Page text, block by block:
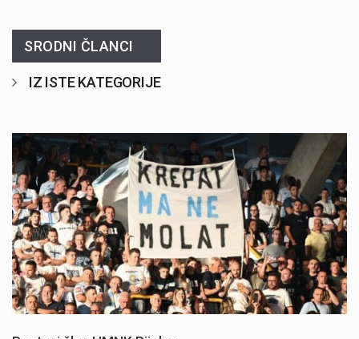
SRODNI ČLANCI
IZ ISTE KATEGORIJE
Započela je prodaja članskih iskaznica i pretplate" />